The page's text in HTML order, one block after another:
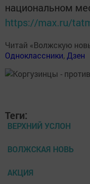
национальном
https://max.ru/
Читай «Волжскую
Одноклассники, Дзен
Теги:
ВЕРХНИЙ УСЛОН
ВОЛЖСКАЯ НОВЬ
АКЦИЯ